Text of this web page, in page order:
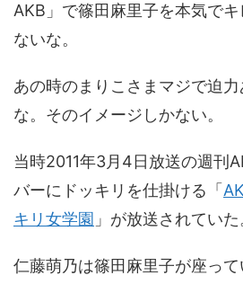
AKB」で篠田麻里子を本気でキ
ないな。
あの時のまりこさまマジで迫
な。 そのイメージしかない。
当時2011年3月4日放送の週刊
バーにドッキリを仕掛ける「
キリ女学園 」が放送されていた
仁藤萌乃は篠田麻里子が座って